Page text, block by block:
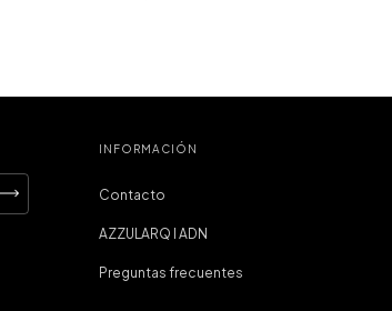
INFORMACIÓN
Contacto
AZZULARQ I ADN
Preguntas frecuentes